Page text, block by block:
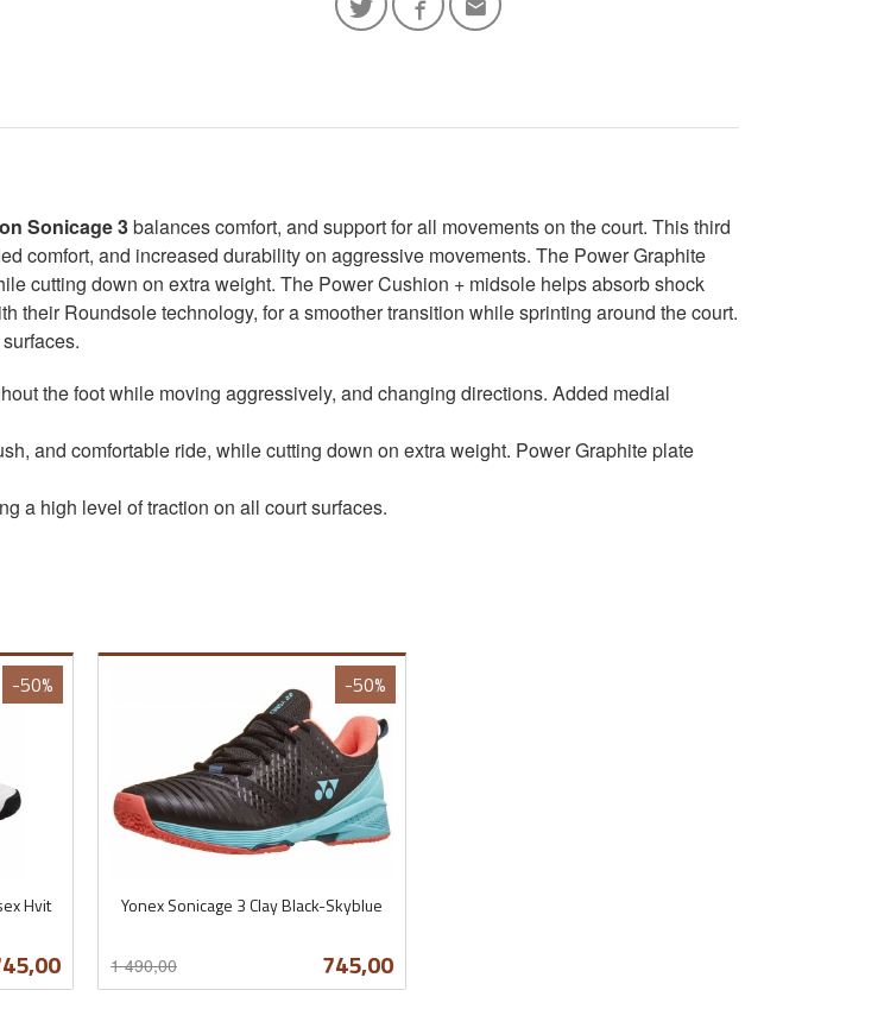
Sonicage 3balances comfort, and support for all movements on the court. This third
comfort, and increased durability on aggressive movements. The Power Graphite
cutting down on extra weight. The Power Cushion + midsole helps absorb shock
their Roundsole technology, for a smoother transition while sprinting around the court.
the foot while moving aggressively, and changing directions. Added medial
and comfortable ride, while cutting down on extra weight. Power Graphite plate
a high level of traction on all court surfaces.
Hvit
-50%
Yonex Sonicage 3 Clay Black-Skyblue
Tilbud
745,00
1 490,00
-50%